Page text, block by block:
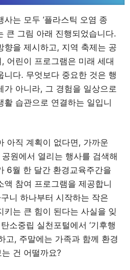
는 모두 ‘플라스틱 오염 종
큰 그림 아래 진행되었습니다.
향을 제시하고, 지역 축제는 공
어린이 프로그램은 미래 세대
니다. 무엇보다 중요한 것은 행
가 아니라, 그 경험을 일상으로
활 습관으로 연결하는 일입니
아직 계획이 없다면, 가까운
원에서 열리는 행사를 검색해
6월 한 달간 환경교육주간을
액 참여 프로그램을 제공합니
니 하나부터 시작하는 작은
키는 큰 힘이 된다는 사실을 잊
소중립 실천포털에서 ‘기후행
고, 주말에는 가족과 함께 환경
건 어떨까요?